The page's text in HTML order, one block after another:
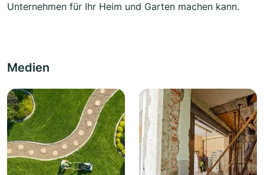
Unternehmen für Ihr Heim und Garten machen kann.
Medien